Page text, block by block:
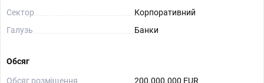
Сектор
Корпоративний
Галузь
Банки
Обсяг
Обсяг розміщення
200.000.000 EUR